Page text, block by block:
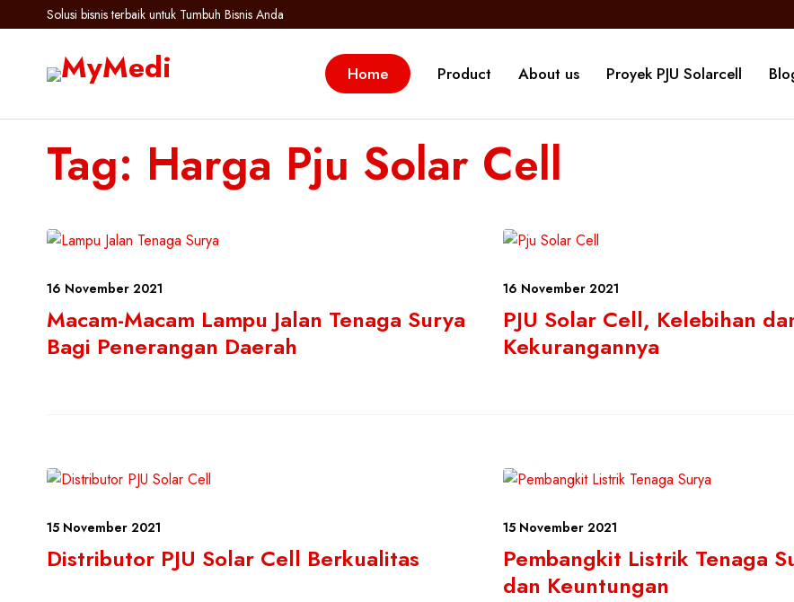
Solusi bisnis terbaik untuk Tumbuh Bisnis Anda
Home Product About us Proyek PJU Solarcell
Tag: Harga Pju Solar Cell
16 November 2021
Macam-Macam Lampu Jalan Tenaga Surya
Bagi Penerangan Daerah
16 November 2021
PJU Solar Cell, Kelebihan
Kekurangannya
15 November 2021
Distributor PJU Solar Cell Berkualitas
15 November 2021
Pembangkit Listrik Tenaga
dan Keuntungan